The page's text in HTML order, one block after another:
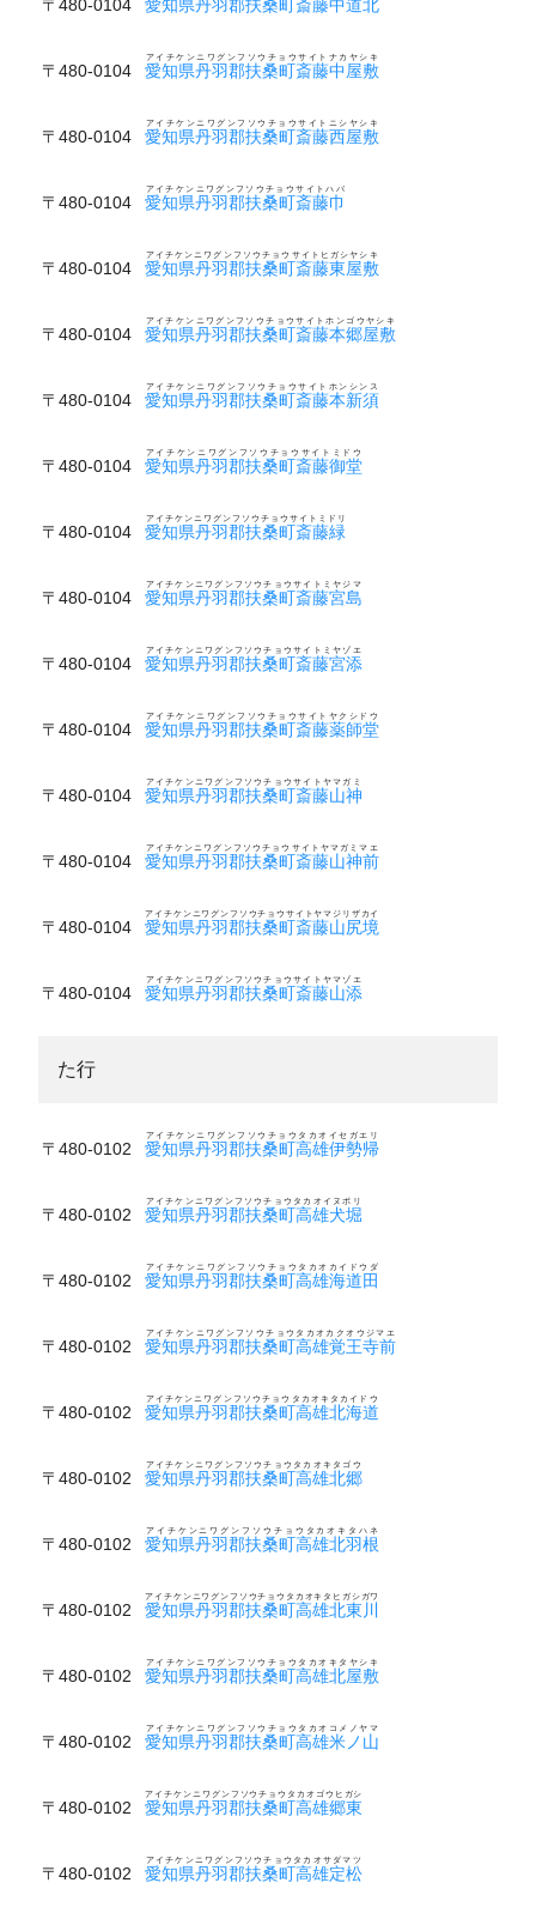
〒480-0104 愛知県丹羽郡扶桑町斎藤中道北
〒480-0104 愛知県丹羽郡扶桑町斎藤中屋敷
アイチケンニワグンフソウチョウサイトナカヤシキ
〒480-0104 愛知県丹羽郡扶桑町斎藤西屋敷
アイチケンニワグンフソウチョウサイトニシヤシキ
〒480-0104 愛知県丹羽郡扶桑町斎藤巾
アイチケンニワグンフソウチョウサイトハバ
〒480-0104 愛知県丹羽郡扶桑町斎藤東屋敷
アイチケンニワグンフソウチョウサイトヒガシヤシキ
〒480-0104 愛知県丹羽郡扶桑町斎藤本郷屋敷
アイチケンニワグンフソウチョウサイトホンゴウヤシキ
〒480-0104 愛知県丹羽郡扶桑町斎藤本新須
アイチケンニワグンフソウチョウサイトホンシンス
〒480-0104 愛知県丹羽郡扶桑町斎藤御堂
アイチケンニワグンフソウチョウサイトミドウ
〒480-0104 愛知県丹羽郡扶桑町斎藤緑
アイチケンニワグンフソウチョウサイトミドリ
〒480-0104 愛知県丹羽郡扶桑町斎藤宮島
アイチケンニワグンフソウチョウサイトミヤジマ
〒480-0104 愛知県丹羽郡扶桑町斎藤宮添
アイチケンニワグンフソウチョウサイトミヤゾエ
〒480-0104 愛知県丹羽郡扶桑町斎藤薬師堂
アイチケンニワグンフソウチョウサイトヤクシドウ
〒480-0104 愛知県丹羽郡扶桑町斎藤山神
アイチケンニワグンフソウチョウサイトヤマガミ
〒480-0104 愛知県丹羽郡扶桑町斎藤山神前
アイチケンニワグンフソウチョウサイトヤマガミマエ
〒480-0104 愛知県丹羽郡扶桑町斎藤山尻境
アイチケンニワグンフソウチョウサイトヤマジリザカイ
〒480-0104 愛知県丹羽郡扶桑町斎藤山添
アイチケンニワグンフソウチョウサイトヤマゾエ
た行
〒480-0102 愛知県丹羽郡扶桑町高雄伊勢帰
アイチケンニワグンフソウチョウタカオイセガエリ
〒480-0102 愛知県丹羽郡扶桑町高雄犬堀
アイチケンニワグンフソウチョウタカオイヌボリ
〒480-0102 愛知県丹羽郡扶桑町高雄海道田
アイチケンニワグンフソウチョウタカオカイドウダ
〒480-0102 愛知県丹羽郡扶桑町高雄覚王寺前
アイチケンニワグンフソウチョウタカオカクオウジマエ
〒480-0102 愛知県丹羽郡扶桑町高雄北海道
アイチケンニワグンフソウチョウタカオキタカイドウ
〒480-0102 愛知県丹羽郡扶桑町高雄北郷
アイチケンニワグンフソウチョウタカオキタゴウ
〒480-0102 愛知県丹羽郡扶桑町高雄北羽根
アイチケンニワグンフソウチョウタカオキタハネ
〒480-0102 愛知県丹羽郡扶桑町高雄北東川
アイチケンニワグンフソウチョウタカオキタヒガシガワ
〒480-0102 愛知県丹羽郡扶桑町高雄北屋敷
アイチケンニワグンフソウチョウタカオキタヤシキ
〒480-0102 愛知県丹羽郡扶桑町高雄米ノ山
アイチケンニワグンフソウチョウタカオコメノヤマ
〒480-0102 愛知県丹羽郡扶桑町高雄郷東
アイチケンニワグンフソウチョウタカオゴウヒガシ
〒480-0102 愛知県丹羽郡扶桑町高雄定松
アイチケンニワグンフソウチョウタカオサダマツ